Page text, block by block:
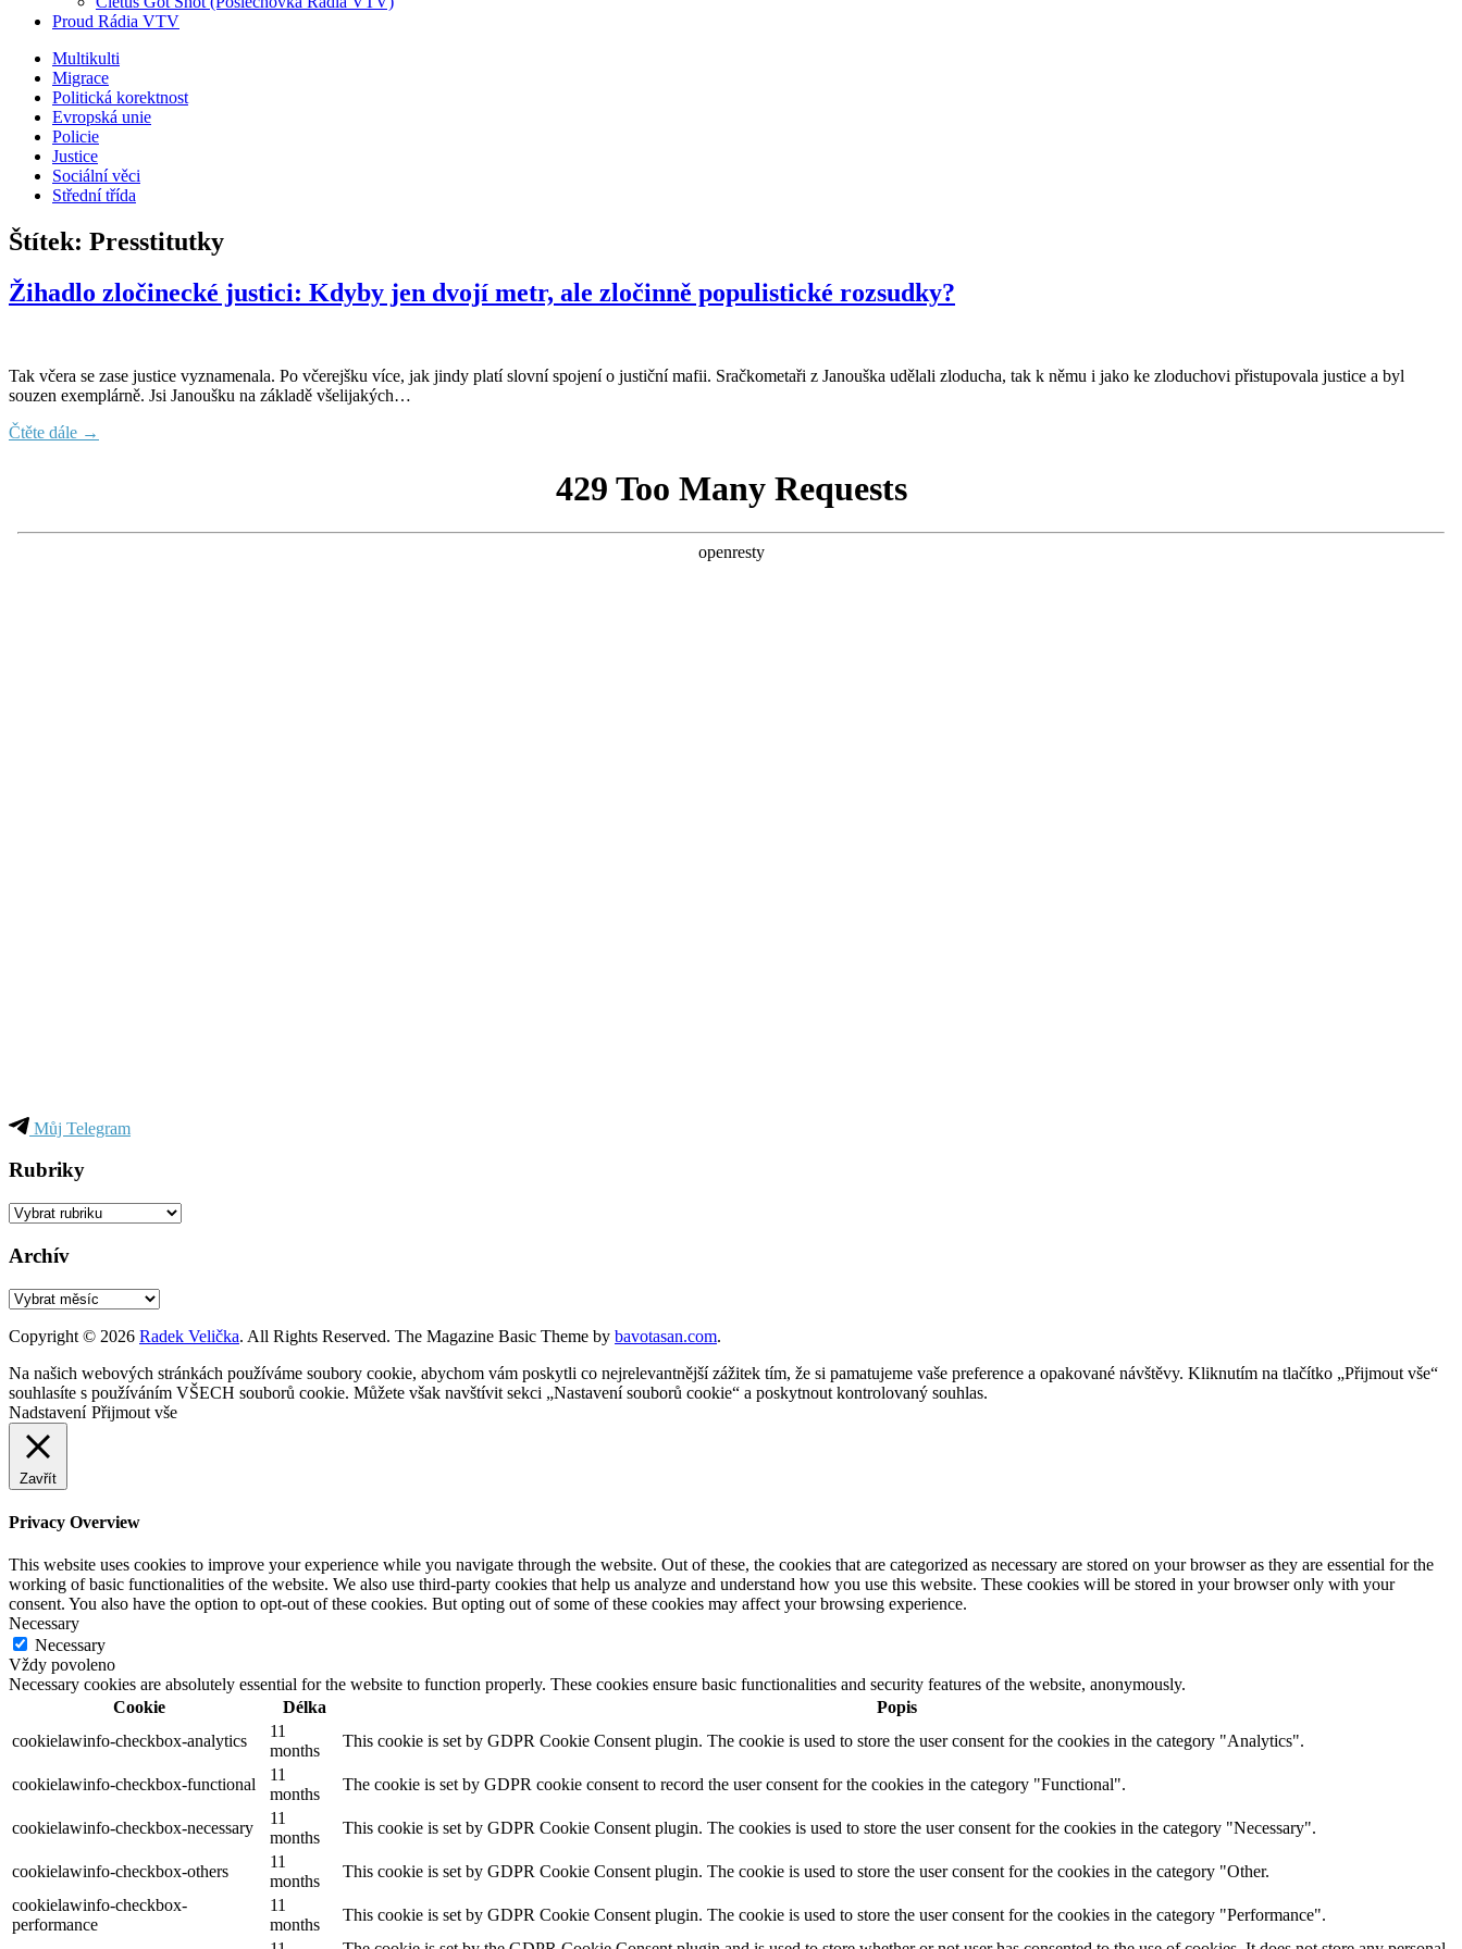
Proud Rádia VTV
Sub
menu
Multikulti
Migrace
Politická korektnost
Evropská unie
Policie
Justice
Sociální věci
Střední třída
Štítek: Presstitutky
Žihadlo zločinecké justici: Kdyby jen dvojí metr, ale zločinně populistické rozsudky?
Tak včera se zase justice vyznamenala. Po včerejšku více, jak jindy platí slovní spojení o justiční mafii. Sračkometaři z Janouška udělali zloducha, tak k němu i jako ke zloduchovi přistupovala justice a byl
souzen exemplárně. Jsi Janoušku na základě všelijakých…
Čtěte dále →
Můj Telegram
Rubriky
Rubriky
Archív
Archív
Copyright © 2026 Radek Velička. All Rights Reserved. The Magazine Basic Theme by bavotasan.com.
Na našich webových stránkách používáme soubory cookie, abychom vám poskytli co nejrelevantnější zážitek tím, že si pamatujeme vaše preference a opakované návštěvy. Kliknutím na tlačítko „Přijmout vše“
souhlasíte s používáním VŠECH souborů cookie. Můžete však navštívit sekci „Nastavení souborů cookie“ a poskytnout kontrolovaný souhlas.
Nadstavení Přijmout vše
Zavřít
Privacy Overview
This website uses cookies to improve your experience while you navigate through the website. Out of these, the cookies that are categorized as necessary are stored on your browser as they are essential for the
working of basic functionalities of the website. We also use third-party cookies that help us analyze and understand how you use this website. These cookies will be stored in your browser only with your
consent. You also have the option to opt-out of these cookies. But opting out of some of these cookies may affect your browsing experience.
Necessary
Necessary
Vždy povoleno
Necessary cookies are absolutely essential for the website to function properly. These cookies ensure basic functionalities and security features of the website, anonymously.
Cookie
Délka
Popis
cookielawinfo-checkbox-analytics
11
months
This cookie is set by GDPR Cookie Consent plugin. The cookie is used to store the user consent for the cookies in the category "Analytics".
cookielawinfo-checkbox-functional
11
months
The cookie is set by GDPR cookie consent to record the user consent for the cookies in the category "Functional".
cookielawinfo-checkbox-necessary
11
months
This cookie is set by GDPR Cookie Consent plugin. The cookies is used to store the user consent for the cookies in the category "Necessary".
cookielawinfo-checkbox-others
11
months
This cookie is set by GDPR Cookie Consent plugin. The cookie is used to store the user consent for the cookies in the category "Other.
cookielawinfo-checkbox-
performance
11
months
This cookie is set by GDPR Cookie Consent plugin. The cookie is used to store the user consent for the cookies in the category "Performance".